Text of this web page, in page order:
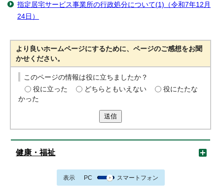
指定居宅サービス事業所の行政処分について(1)（令和7年12月
24日）
より良いホームページにするために、ページのご感想をお聞
かせください。
このページの情報は役に立ちましたか？
役に立った
どちらともいえない
役にたたな
かった
送信
健康・福祉
表示 PC スマートフォン